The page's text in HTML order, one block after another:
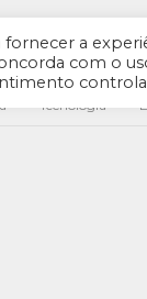
Tecnologia
a
com o